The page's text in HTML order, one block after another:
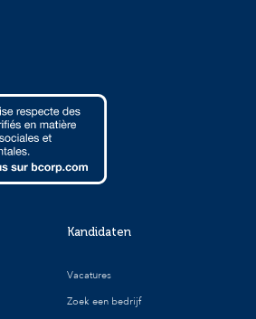
Kandidaten
Vacatures
Zoek een bedrijf